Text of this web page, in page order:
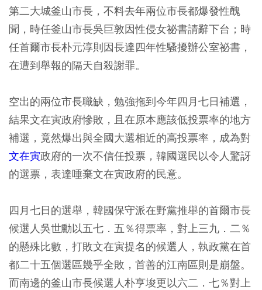
第二大城釜山市長，不料去年兩位市長都爆發性醜
聞，時任釜山市長吳巨敦因性侵女祕書請辭下台；時
任首爾市長朴元淳則因長達四年性騷擾辦公室祕書，
在遭到舉報的隔天自殺謝罪。
空出的兩位市長職缺，勉強拖到今年四月七日補選，
結果文在寅政府慘敗，且在原本應該低投票率的地方
補選，竟然爆出與全國大選相近的高投票率，成為對
文在寅政府的一次不信任投票，韓國選民以令人驚訝
的選票，表達唾棄文在寅政府的民意。
四月七日的選舉，韓國保守派在野黨推舉的首爾市長
候選人吳世勳以五七．五％得票率，對上三九．二％
的懸殊比數，打敗文在寅提名的候選人，執政黨在首
都二十五個選區幾乎全敗，首善的江南區則是崩盤。
而南邊的釜山市長候選人朴亨埈更以六二．七％對上